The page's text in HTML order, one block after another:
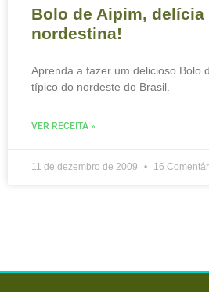
Bolo de Aipim, delícia
nordestina!
Aprenda a fazer um delicioso Bolo
típico do nordeste do Brasil.
VER RECEITA »
11 de dezembro de 2009 16